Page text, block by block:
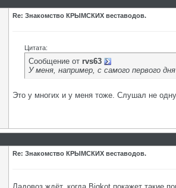
Re: Знакомство КРЫМСКИХ веставодов.
Цитата:
Сообщение от rvs63
У меня, например, с самого первого
Это у многих и у меня тоже. Слушал не
Re: Знакомство КРЫМСКИХ веставодов.